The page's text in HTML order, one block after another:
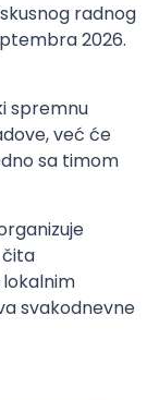
radnog
2026.
spremnu
već će
sa timom
čita
svakodnevne